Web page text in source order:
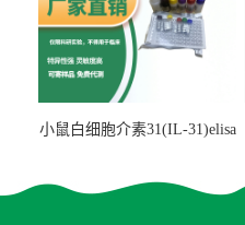
小鼠白细胞介素31(IL-31)elisa